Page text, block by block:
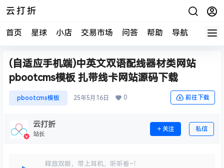
云打折
首页 星球 小店 交易市场 问答 帮助 导航 快报
(自适应手机端)中英文双语配线器材类网站
pbootcms模板 扎带线卡网站源码下载
pbootcms模板 25年5月16日 0 前往下载
云打折
站长
关注 私信
释放双眼，带上耳机，听听看~！